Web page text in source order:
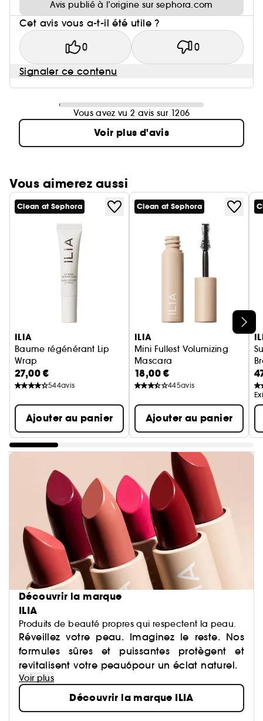
Avis publié à l’origine sur sephora.com
Cet avis vous a-t-il été utile ?
0 0
Signaler ce contenu
Vous avez vu 2 avis sur 1206
Voir plus d'avis
Vous aimerez aussi
Ignorer le carrousel produits
Clean at Sephora
ILIA
Baume régénérant Lip
Wrap
Baume à lèvres
27,00 €
544avis
Ajouter au panier
Clean at Sephora
ILIA
Mini Fullest Volumizing
Mascara
18,00 €
445avis
Ajouter au panier
Découvrir la marque
ILIA
Produits de beauté propres qui respectent la peau.
Réveillez votre peau. Imaginez le reste. Nos
formules sûres et puissantes protègent et
revitalisent votre peau6pour un éclat naturel.
Voir plus
Découvrir la marque ILIA